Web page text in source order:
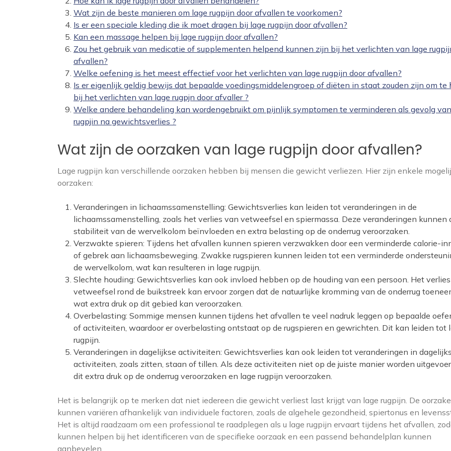
Wat zijn de beste manieren om lage rugpijn door afvallen te voorkomen?
Is er een speciale kleding die ik moet dragen bij lage rugpijn door afvallen?
Kan een massage helpen bij lage rugpijn door afvallen?
Zou het gebruik van medicatie of supplementen helpend kunnen zijn bij het verlichten van lage
afvallen?
Welke oefening is het meest effectief voor het verlichten van lage rugpijn door afvallen?
Is er eigenlijk geldig bewijs dat bepaalde voedingsmiddelengroep of diëten in staat zouden zijn om te
bij het verlichten van lage rugpjn door afvaller ?
Welke andere behandeling kan wordengebruikt om pijnlijk symptomen te verminderen als gevolg
rugpjin na gewichtsverlies ?
Wat zijn de oorzaken van lage rugpijn door afvallen?
Lage rugpijn kan verschillende oorzaken hebben bij mensen die gewicht verliezen. Hier zijn enkele
oorzaken:
Veranderingen in lichaamssamenstelling: Gewichtsverlies kan leiden tot veranderingen in de
lichaamssamenstelling, zoals het verlies van vetweefsel en spiermassa. Deze veranderingen kunnen
stabiliteit van de wervelkolom beïnvloeden en extra belasting op de onderrug veroorzaken.
Verzwakte spieren: Tijdens het afvallen kunnen spieren verzwakken door een verminderde calorie-
of gebrek aan lichaamsbeweging. Zwakke rugspieren kunnen leiden tot een verminderde
de wervelkolom, wat kan resulteren in lage rugpijn.
Slechte houding: Gewichtsverlies kan ook invloed hebben op de houding van een persoon. Het
vetweefsel rond de buikstreek kan ervoor zorgen dat de natuurlijke kromming van de onderrug
wat extra druk op dit gebied kan veroorzaken.
Overbelasting: Sommige mensen kunnen tijdens het afvallen te veel nadruk leggen op bepaalde
of activiteiten, waardoor er overbelasting ontstaat op de rugspieren en gewrichten. Dit kan leiden tot
rugpijn.
Veranderingen in dagelijkse activiteiten: Gewichtsverlies kan ook leiden tot veranderingen in
activiteiten, zoals zitten, staan of tillen. Als deze activiteiten niet op de juiste manier worden
dit extra druk op de onderrug veroorzaken en lage rugpijn veroorzaken.
Het is belangrijk op te merken dat niet iedereen die gewicht verliest last krijgt van lage rugpijn. De
kunnen variëren afhankelijk van individuele factoren, zoals de algehele gezondheid, spiertonus en
Het is altijd raadzaam om een professional te raadplegen als u lage rugpijn ervaart tijdens het afvallen,
kunnen helpen bij het identificeren van de specifieke oorzaak en een passend behandelplan kunnen
aanbevelen.